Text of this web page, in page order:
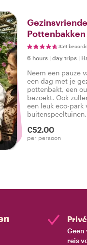
Pottenbakken
Ecopark359
6 hours | day trips |
Neem een pauze
een dag met je
pottenbakt, een
bezoekt. Ook
een leuk eco-park
€52.00
per persoon
Geen
reis